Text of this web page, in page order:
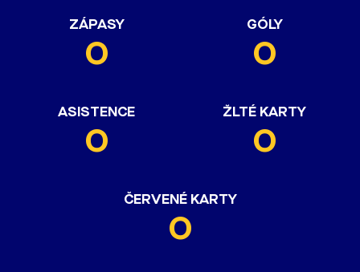
ZÁPASY
0
GÓLY
0
ASISTENCE
0
ŽLTÉ KARTY
0
ČERVENÉ KARTY
0